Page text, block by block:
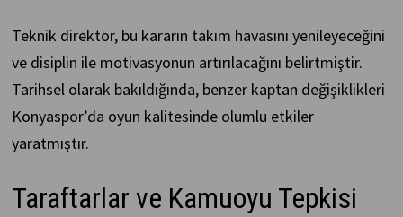
Teknik direktör, bu kararın takım havasını yenileyeceğini
ve disiplin ile motivasyonun artırılacağını belirtmiştir.
Tarihsel olarak bakıldığında, benzer kaptan değişiklikleri
Konyaspor’da oyun kalitesinde olumlu etkiler
yaratmıştır.
Taraftarlar ve Kamuoyu Tepkisi